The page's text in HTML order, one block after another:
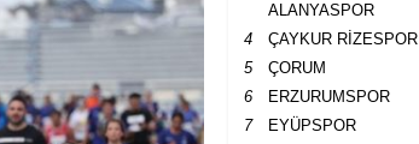
ALANYASPOR
4 ÇAYKUR RİZESPOR
5
ÇORUM
6
ERZURUMSPOR
7
EYÜPSPOR